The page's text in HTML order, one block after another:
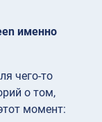
именно
чего-то
о том,
момент: